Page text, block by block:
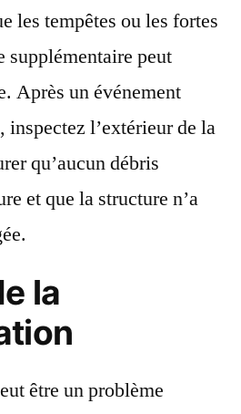
les tempêtes ou les fortes
supplémentaire peut
Après un événement
l’extérieur de la
qu’aucun débris
et que la structure n’a
la
être un problème